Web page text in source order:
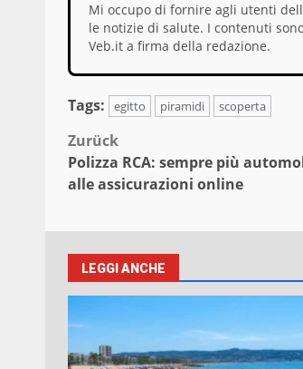
Mi occupo di fornire agli utenti
le notizie di salute. I contenuti
Veb.it a firma della redazione.
Tags: egitto piramidi scoperta
Beitragsnavigation
Zurück
Polizza RCA: sempre più
alle assicurazioni online
LEGGI ANCHE